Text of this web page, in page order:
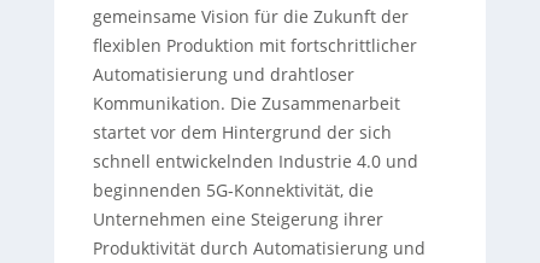
gemeinsame Vision für die Zukunft der
flexiblen Produktion mit fortschrittlicher
Automatisierung und drahtloser
Kommunikation. Die Zusammenarbeit
startet vor dem Hintergrund der sich
schnell entwickelnden Industrie 4.0 und
beginnenden 5G-Konnektivität, die
Unternehmen eine Steigerung ihrer
Produktivität durch Automatisierung und